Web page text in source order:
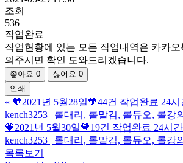
조회
536
작업완료
작업현황에 있는 모든 작업내역은 카카오
의주시면 확인 도와드리겠습니다.
좋아요 0 싫어요 0
인쇄
« 🧡2021년 5월28일🧡44건 작업완료 24
kench3253 | 롤대리, 롤맡김, 롤듀오, 롤강의
🧡2021년 5월30일🧡19건 작업완료 24시
kench3253 | 롤대리, 롤맡김, 롤듀오, 롤강의
목록보기